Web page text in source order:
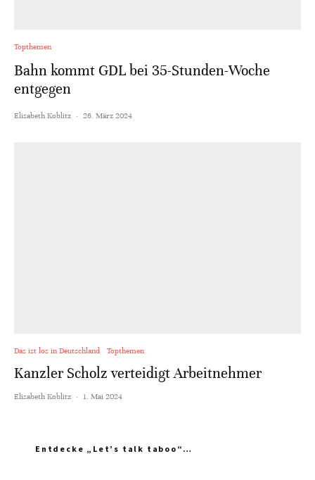
Topthemen
Bahn kommt GDL bei 35-Stunden-Woche
entgegen
Elisabeth Koblitz · 26. März 2024
Das ist los in Deutschland Topthemen
Kanzler Scholz verteidigt Arbeitnehmer
Elisabeth Koblitz · 1. Mai 2024
Entdecke „Let’s talk taboo“…